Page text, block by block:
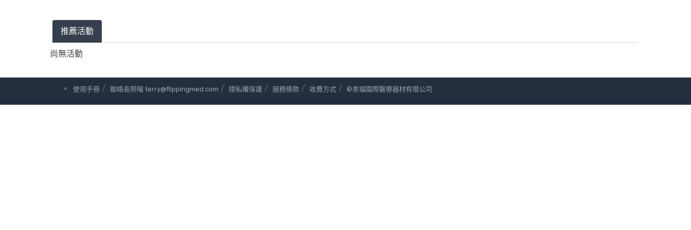
推薦活動
尚無活動
使用手冊 / 聯絡長照喵 terry@flippingmed.com / 隱私權保護 / 服務條款 / 收費方式 / ©幸福國際醫療器材有限公司